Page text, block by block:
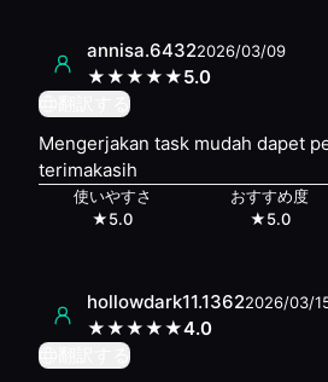
annisa.64322026/03/09
★★★★★5.0
翻訳する
Mengerjakan task mudah dapet
terimakasih
使いやすさ
★5.0
おすすめ度
★5.0
hollowdark11.13622026/03/
★★★★★4.0
翻訳する